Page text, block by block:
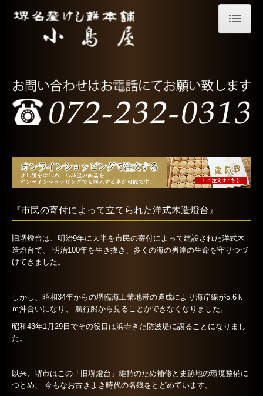
けし餅について
ショッピングガイド
店舗案内・茶房
小島屋茶房のけし餅ロール
堺燈台もなか
会社案内
交通案内
個人情報保護方針
『市民の寄付によって立てられた洋式木造燈台』
旧堺燈台は、明治9年に大半を市民の寄付によって建設された洋式木
造燈台で、 明治100年を生き抜き、多くの海の男達の生命を守りつづ
けてきました。
しかし、昭和34年からの堺臨海工業地帯の造成により海岸線が5.6ｋ
ｍ沖合いになり、 航行船から見ることができなくなりました。
昭和43年1月29日でその役目は浜寺きた防波堤に譲ることになりまし
た。
以来、堺市はこの「旧堺燈台」維持のため補修と史跡地の環境整備に
つとめ、 今もなお古きよき時代の名残をとどめています。